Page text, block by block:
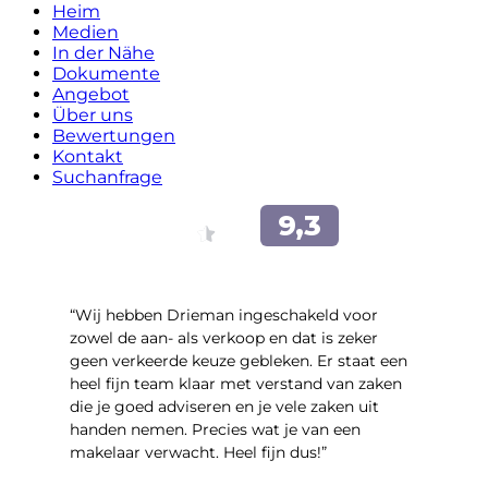
Heim
Medien
In der Nähe
Dokumente
Angebot
Über uns
Bewertungen
Kontakt
Suchanfrage
“Wij hebben Drieman ingeschakeld voor
zowel de aan- als verkoop en dat is zeker
geen verkeerde keuze gebleken. Er staat een
heel fijn team klaar met verstand van zaken
die je goed adviseren en je vele zaken uit
handen nemen. Precies wat je van een
makelaar verwacht. Heel fijn dus!”